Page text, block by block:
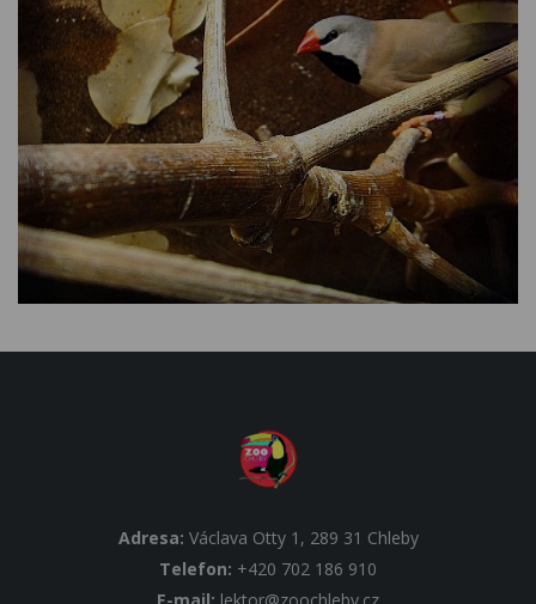
Adresa: Václava Otty 1, 289 31 Chleby
Telefon: +420 702 186 910